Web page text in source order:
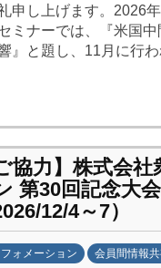
申し上げます。2026
ミナーでは、『米国
』と題し、11月に行
協力】株式会
第30回記念大
12/4～7）
ォメーション 会員間情報